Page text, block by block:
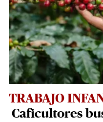
TRABAJO
Caficultores